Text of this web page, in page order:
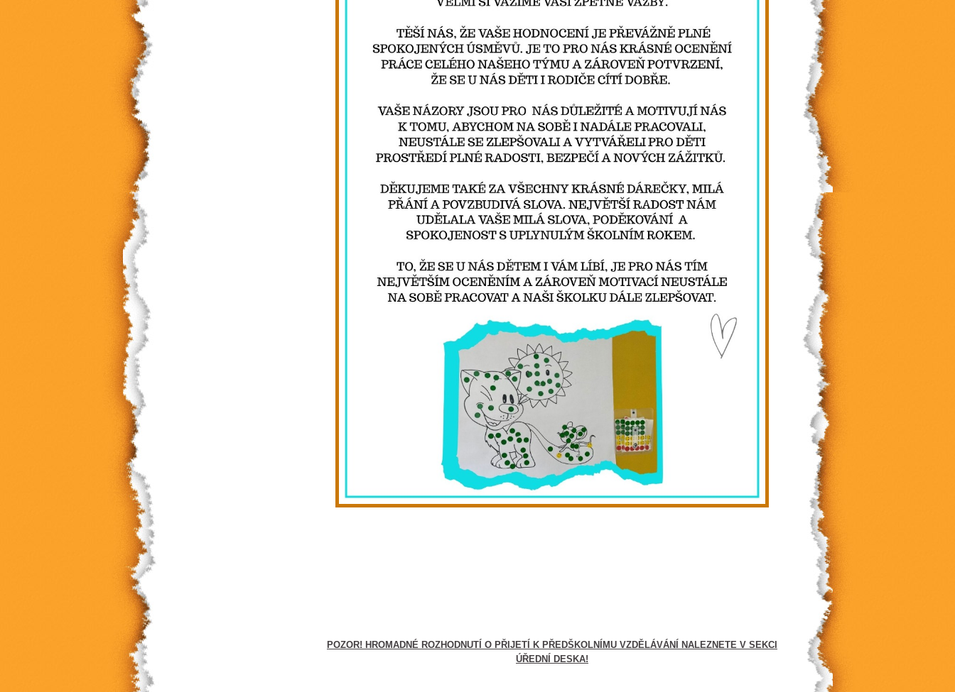
POZOR! HROMADNÉ ROZHODNUTÍ O PŘIJETÍ K PŘEDŠKOLNÍMU VZDĚLÁVÁNÍ NALEZNETE V SEKCI
ÚŘEDNÍ DESKA!